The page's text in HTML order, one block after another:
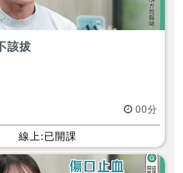
該拔
00分
線上:已開課